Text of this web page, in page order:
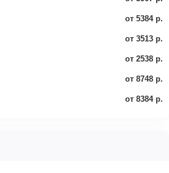
от 5384 р.
от 3513 р.
от 2538 р.
от 8748 р.
от 8384 р.